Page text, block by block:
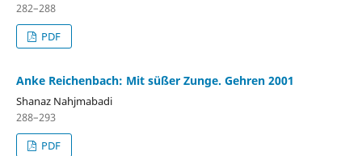
282–288
PDF
Anke Reichenbach: Mit süßer Zunge. Gehren 2001
Shanaz Nahjmabadi
288–293
PDF